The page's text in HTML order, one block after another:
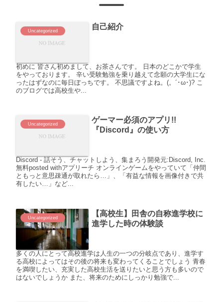
Uncategorized 自己紹介
初めに 皆さん初めまして、お茶さんです。 日本のどこかで学生
をやっております。 辛い受験勉強を乗り越えて念願の大学生にな
ったはずなのに毎日ぼっちです。 不思議ですよね。(。´･ω･)? こ
のブログでは高校生や...
Uncategorized
ゲーマー必須のアプリ!!
『Discord』の使い方
Discord - 話そう、チャットしよう、集まろう開発元:Discord, Inc.
無料posted withアプリーチ オンラインゲームをやっていて「仲間
ともっと意思疎通が取れたら…」、「有益な情報を画像付きで共
有したい…」など...
Uncategorized
【高校生】田舎の自称進学校に
進学した時の体験談
多くの人にとって高校進学は人生の一つの分岐点であり、進学す
る高校によってはその後の将来も変わってくることでしょう 青春
を満喫したい、充実した高校生活を送りたいと思う方も多いので
はないでしょうか また、将来のためにしっかり勉強で...